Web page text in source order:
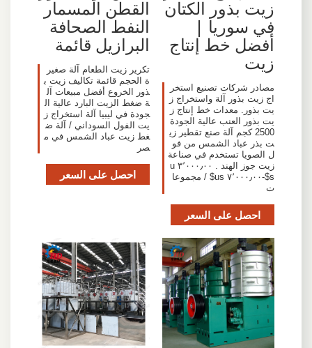
زيت بذور الكتان
في سوريا |
أفضل خط إنتاج
زيت
مصادر شركات تصنيع استخر
اج زيت بذور آلة واستخراج ز
يت بذور. معدات خط إنتاج ز
يت بذور العنب عالية الجودة
2500 كجم آلة صنع تقطير زي
ت بذر عباد الشمس من فو
ل الصويا تستخدم في صناعة
زيت جوز الهند . ٣٬٠٠٠٫٠٠ u
s$-٧٬٠٠٠٫٠٠ us$ / مجموعا
ت
احصل على السعر
القطن المسمار
النفط الصحافة
البرازيل قائمة
تكرير زيت الطعام آلة صغير
ة الحجم قائمة تكاليف زيت ب
ذور الخروع أفضل مبيعات آل
ة ضغط الزيت البارد عالية ال
جودة في ليبيا آلة استخراج ز
يت الفول السوداني / آلة ض
غط زيت عباد الشمس في م
صر
احصل على السعر